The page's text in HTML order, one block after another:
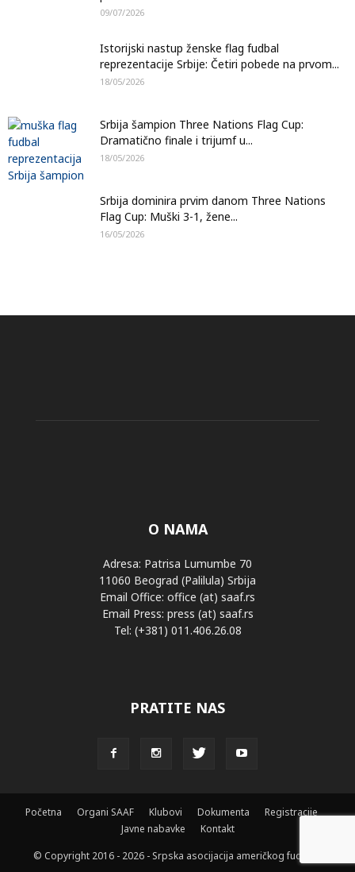
09/07/2026
Istorijski nastup ženske flag fudbal
reprezentacije Srbije: Četiri pobede na prvom...
18/05/2026
Srbija šampion Three Nations Flag Cup:
Dramatično finale i trijumf u...
18/05/2026
Srbija dominira prvim danom Three Nations
Flag Cup: Muški 3-1, žene...
16/05/2026
O NAMA
Adresa: Patrisa Lumumbe 70
11060 Beograd (Palilula) Srbija
Email Office: office (at) saaf.rs
Email Press: press (at) saaf.rs
Tel: (+381) 011.406.26.08
PRATITE NAS
Početna Organi SAAF Klubovi Dokumenta
Registracije
Javne nabavke
Kontakt
© Copyright 2016 - 2026 - Srpska asocijacija američkog fudbala